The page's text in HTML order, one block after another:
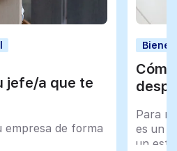
jefe/a que te
empresa de forma
Para
es un
un